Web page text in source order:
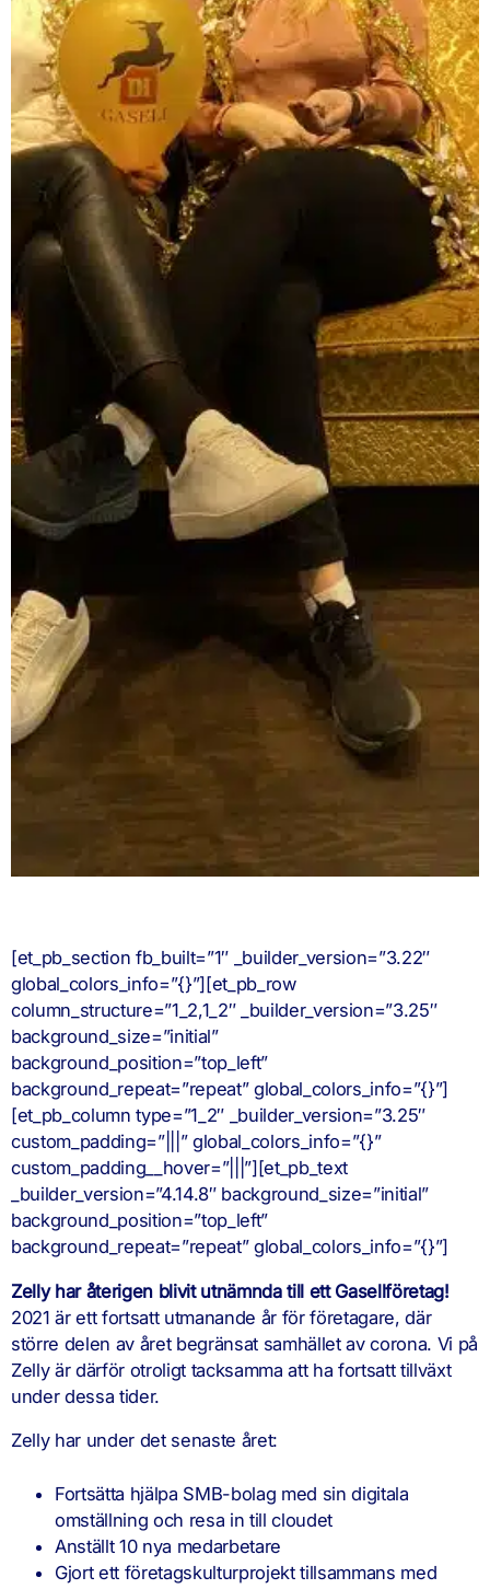
[et_pb_section fb_built=”1″ _builder_version=”3.22″
global_colors_info=”{}”][et_pb_row
column_structure=”1_2,1_2″ _builder_version=”3.25″
background_size=”initial”
background_position=”top_left”
background_repeat=”repeat” global_colors_info=”{}”]
[et_pb_column type=”1_2″ _builder_version=”3.25″
custom_padding=”|||” global_colors_info=”{}”
custom_padding__hover=”|||”][et_pb_text
_builder_version=”4.14.8″ background_size=”initial”
background_position=”top_left”
background_repeat=”repeat” global_colors_info=”{}”]
Zelly har återigen blivit utnämnda till ett Gasellföretag!
2021 är ett fortsatt utmanande år för företagare, där
större delen av året begränsat samhället av corona. Vi på
Zelly är därför otroligt tacksamma att ha fortsatt tillväxt
under dessa tider.
Zelly har under det senaste året:
Fortsätta hjälpa SMB-bolag med sin digitala
omställning och resa in till cloudet
Anställt 10 nya medarbetare
Gjort ett företagskulturprojekt tillsammans med